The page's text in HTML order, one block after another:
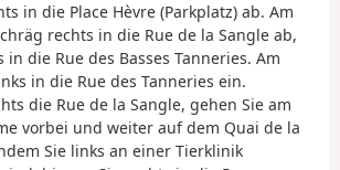
in die Place Hèvre (Parkplatz) ab. Am
rechts in die Rue de la Sangle ab,
die Rue des Basses Tanneries. Am
in die Rue des Tanneries ein.
die Rue de la Sangle, gehen Sie am
vorbei und weiter auf dem Quai de la
Sie links an einer Tierklinik